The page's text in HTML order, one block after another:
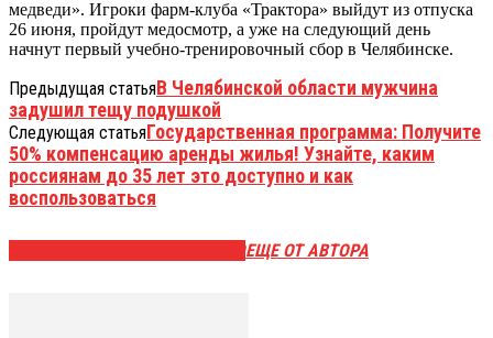
медведи». Игроки фарм-клуба «Трактора» выйдут из отпуска
26 июня, пройдут медосмотр, а уже на следующий день
начнут первый учебно-тренировочный сбор в Челябинске.
Предыдущая статьяВ Челябинской области мужчина
задушил тещу подушкой
Следующая статьяГосударственная программа: Получите
50% компенсацию аренды жилья! Узнайте, каким
россиянам до 35 лет это доступно и как
воспользоваться
ЕЩЕ ОТ АВТОРА